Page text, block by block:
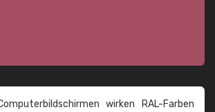
wirken RAL-Farben